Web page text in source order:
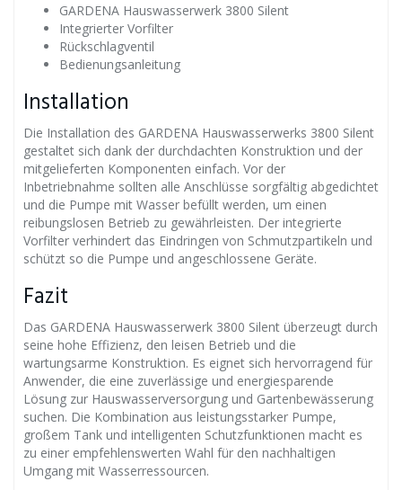
GARDENA Hauswasserwerk 3800 Silent
Integrierter Vorfilter
Rückschlagventil
Bedienungsanleitung
Installation
Die Installation des GARDENA Hauswasserwerks 3800 Silent
gestaltet sich dank der durchdachten Konstruktion und der
mitgelieferten Komponenten einfach. Vor der
Inbetriebnahme sollten alle Anschlüsse sorgfältig abgedichtet
und die Pumpe mit Wasser befüllt werden, um einen
reibungslosen Betrieb zu gewährleisten. Der integrierte
Vorfilter verhindert das Eindringen von Schmutzpartikeln und
schützt so die Pumpe und angeschlossene Geräte.
Fazit
Das GARDENA Hauswasserwerk 3800 Silent überzeugt durch
seine hohe Effizienz, den leisen Betrieb und die
wartungsarme Konstruktion. Es eignet sich hervorragend für
Anwender, die eine zuverlässige und energiesparende
Lösung zur Hauswasserversorgung und Gartenbewässerung
suchen. Die Kombination aus leistungsstarker Pumpe,
großem Tank und intelligenten Schutzfunktionen macht es
zu einer empfehlenswerten Wahl für den nachhaltigen
Umgang mit Wasserressourcen.